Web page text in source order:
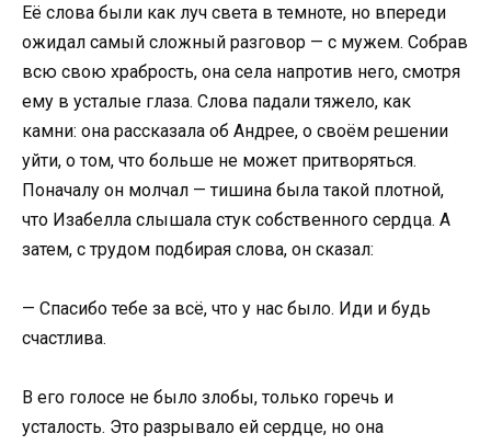
Её слова были как луч света в темноте, но впереди
ожидал самый сложный разговор — с мужем. Собрав
всю свою храбрость, она села напротив него, смотря
ему в усталые глаза. Слова падали тяжело, как
камни: она рассказала об Андрее, о своём решении
уйти, о том, что больше не может притворяться.
Поначалу он молчал — тишина была такой плотной,
что Изабелла слышала стук собственного сердца. А
затем, с трудом подбирая слова, он сказал:
— Спасибо тебе за всё, что у нас было. Иди и будь
счастлива.
В его голосе не было злобы, только горечь и
усталость. Это разрывало ей сердце, но она